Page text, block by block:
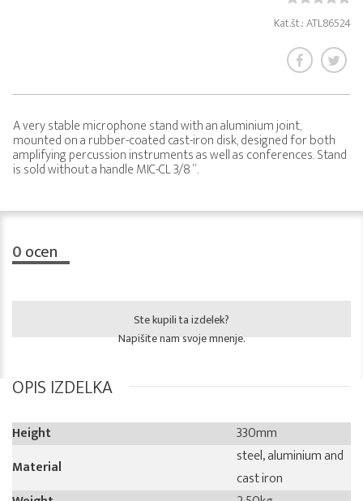
Kat.št.: ATL86524
A very stable microphone stand with an aluminium joint,
mounted on a rubber-coated cast-iron disk, designed for both
amplifying percussion instruments as well as conferences. Stand
is sold without a handle MIC-CL 3/8 “.
0ocen
Ste kupili ta izdelek?
Napišite nam svoje mnenje.
OPIS IZDELKA
Height
330mm
Material
steel, aluminium and
cast iron